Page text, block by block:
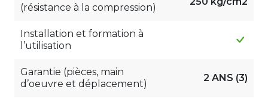
(résistance à la compression)
Installation et formation à
l’utilisation
Garantie (pièces, main
d’oeuvre et déplacement)
2 ANS (3)